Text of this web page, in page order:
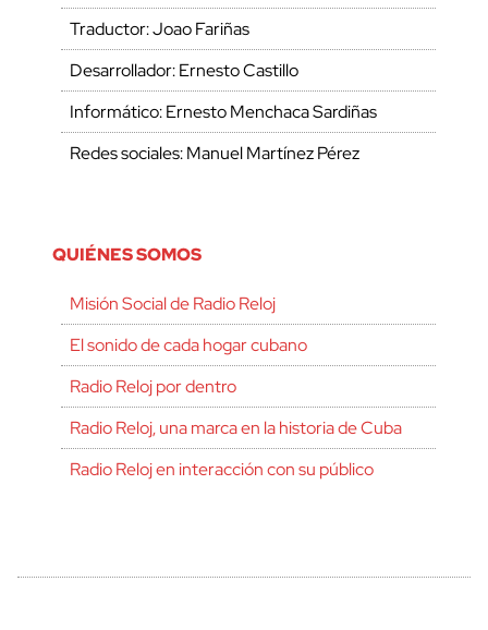
Traductor: Joao Fariñas
Desarrollador: Ernesto Castillo
Informático: Ernesto Menchaca Sardiñas
Redes sociales: Manuel Martínez Pérez
QUIÉNES SOMOS
Misión Social de Radio Reloj
El sonido de cada hogar cubano
Radio Reloj por dentro
Radio Reloj, una marca en la historia de Cuba
Radio Reloj en interacción con su público